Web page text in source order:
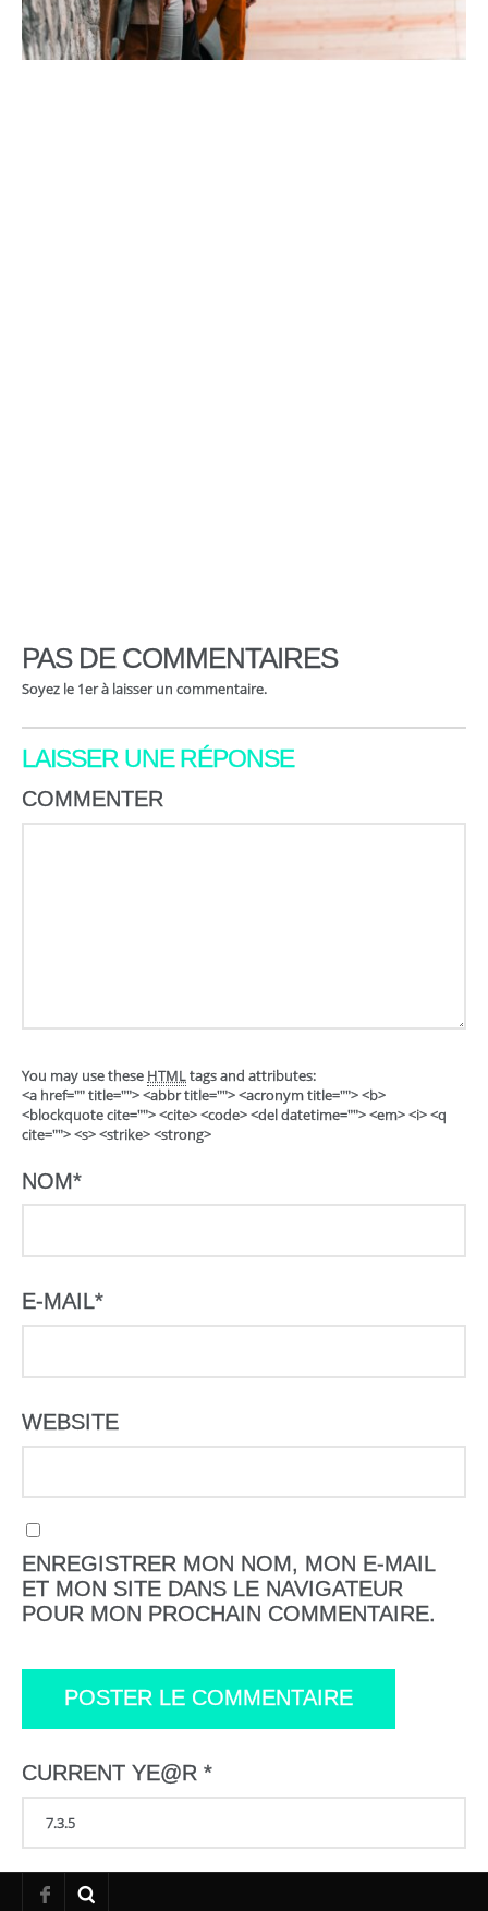
PAS DE COMMENTAIRES
Soyez le 1er à laisser un commentaire.
LAISSER UNE RÉPONSE
COMMENTER
You may use these HTMLtags and attributes:
<a href="" title=""> <abbr title=""> <acronym title=""> <b>
<blockquote cite=""> <cite> <code> <del datetime=""> <em> <i> <q
cite=""> <s> <strike> <strong>
NOM*
E-MAIL*
WEBSITE
ENREGISTRER MON NOM, MON E-MAIL
ET MON SITE DANS LE NAVIGATEUR
POUR MON PROCHAIN COMMENTAIRE.
CURRENT YE@R *